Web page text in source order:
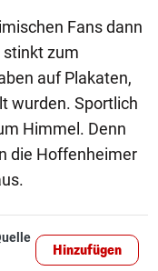
Fans dann
stinkt zum
auf Plakaten,
wurden. Sportlich
Himmel. Denn
die Hoffenheimer
Hinzufügen